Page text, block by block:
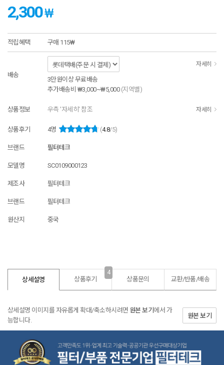
2,300₩
적립혜택 구매 115₩
배송
자세히
3만원이상 무료배송
추가배송비 ₩3,000~₩5,000 (지역별)
상품정보 우측 '자세히' 참조 자세히
상품후기 4명 (4.8/5)
브랜드 필터테크
모델명 SC0109000123
제조사 필터테크
브랜드 필터테크
원산지 중국
상세설명 상품후기
4
상품문의 교환/반품/배송
상세설명 이미지를 자유롭게 확대/축소하시려면 원본 보기 에서 가
능합니다.
원본 보기